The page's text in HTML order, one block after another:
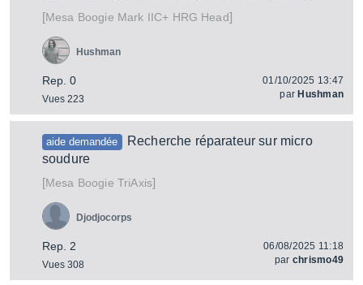
[Mesa Boogie Mark IIC+ HRG Head]
Rep. 0
Vues 223
Hushman
01/10/2025 13:47
par Hushman
aide demandée
Recherche réparateur sur micro
soudure
[Mesa Boogie TriAxis]
Rep. 2
Vues 308
Djodjocorps
06/08/2025 11:18
par chrismo49